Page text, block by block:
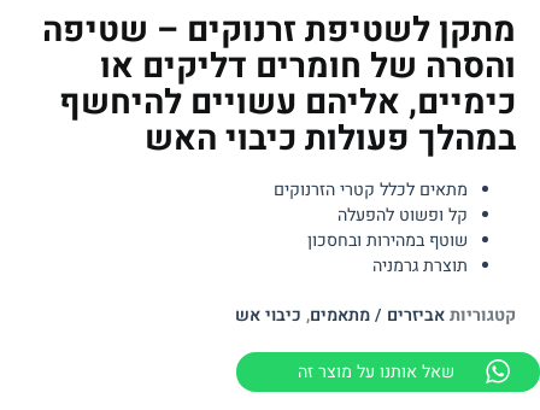
מתקן לשטיפת זרנוקים – שטיפה
והסרה של חומרים דליקים או
כימיים, אליהם עשויים להיחשף
במהלך פעולות כיבוי האש
מתאים לכלל קטרי הזרנוקים
קל ופשוט להפעלה
שוטף במהירות ובחסכון
תוצרת גרמניה
קטגוריותאביזרים / מתאמים, כיבוי אש
שאל אותנו על מוצר זה